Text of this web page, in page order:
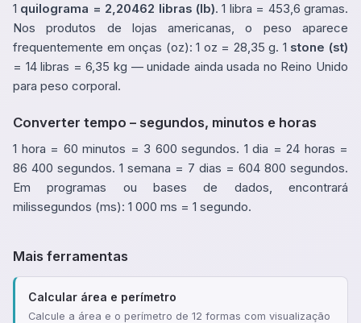
1 quilograma = 2,20462 libras (lb). 1 libra = 453,6 gramas.
Nos produtos de lojas americanas, o peso aparece
frequentemente em onças (oz): 1 oz = 28,35 g. 1 stone (st)
= 14 libras = 6,35 kg — unidade ainda usada no Reino Unido
para peso corporal.
Converter tempo – segundos, minutos e horas
1 hora = 60 minutos = 3 600 segundos. 1 dia = 24 horas =
86 400 segundos. 1 semana = 7 dias = 604 800 segundos.
Em programas ou bases de dados, encontrará
milissegundos (ms): 1 000 ms = 1 segundo.
Mais ferramentas
Calcular área e perímetro
Calcule a área e o perímetro de 12 formas com visualização